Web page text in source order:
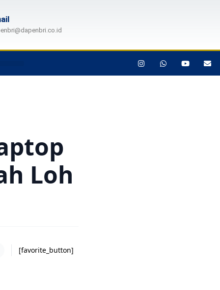
Loh
[favorite_button]